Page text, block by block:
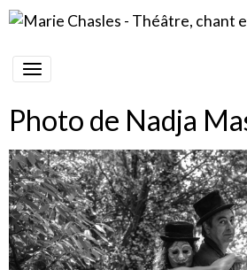
Photo de Nadja